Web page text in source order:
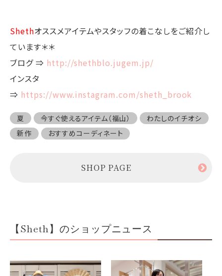
Shethオススメアイテムやスタッフの着こなしをご紹介し
ています＊＊
ブログ ⇒ http://shethblo.jugem.jp/
インスタ
⇒ https://www.instagram.com/sheth_brook
夏 今すぐ使えるアイテム（福山）
わたしのイチオシ
新作
おすすめコーディネート
SHOP PAGE
【Sheth】のショップニュース